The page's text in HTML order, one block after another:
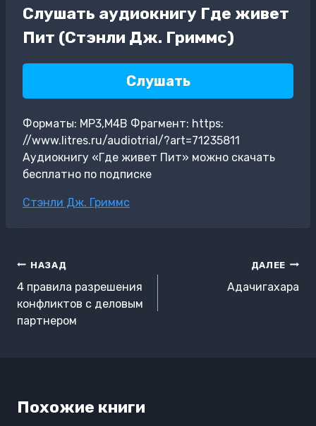
Слушать аудиокнигу Где живет
Пит (Стэнли Дж. Гриммс)
Слушать
Форматы: MP3,M4B Фрагмент: https:
//www.litres.ru/audiotrial/?art=71235811
Аудиокнигу «Где живет Пит» можно скачать
бесплатно по подписке
Метки
Стэнли Дж. Гриммс
Навигация
по
записям
НАЗАД
4 правила разрешения
конфликтов с деловым
партнером
ДАЛЕЕ
Адачигахара
Похожие книги